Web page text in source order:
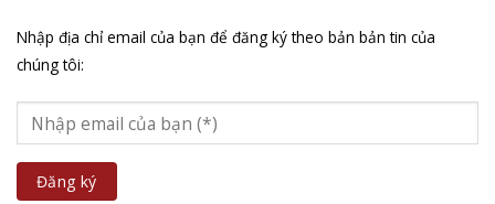
Nhập địa chỉ email của bạn để đăng ký theo bản bản tin của
chúng tôi: